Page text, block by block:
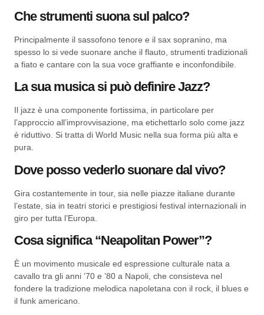
Che strumenti suona sul palco?
Principalmente il sassofono tenore e il sax sopranino, ma
spesso lo si vede suonare anche il flauto, strumenti tradizionali
a fiato e cantare con la sua voce graffiante e inconfondibile.
La sua musica si può definire Jazz?
Il jazz è una componente fortissima, in particolare per
l’approccio all’improvvisazione, ma etichettarlo solo come jazz
è riduttivo. Si tratta di World Music nella sua forma più alta e
pura.
Dove posso vederlo suonare dal vivo?
Gira costantemente in tour, sia nelle piazze italiane durante
l’estate, sia in teatri storici e prestigiosi festival internazionali in
giro per tutta l’Europa.
Cosa significa “Neapolitan Power”?
È un movimento musicale ed espressione culturale nata a
cavallo tra gli anni ’70 e ’80 a Napoli, che consisteva nel
fondere la tradizione melodica napoletana con il rock, il blues e
il funk americano.